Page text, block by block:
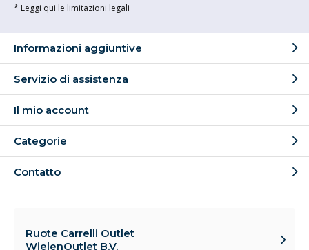
* Leggi qui le limitazioni legali
Informazioni aggiuntive
Servizio di assistenza
Il mio account
Categorie
Contatto
Ruote Carrelli Outlet
WielenOutlet B.V.